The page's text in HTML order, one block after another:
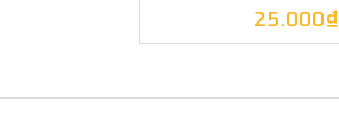
25.000₫